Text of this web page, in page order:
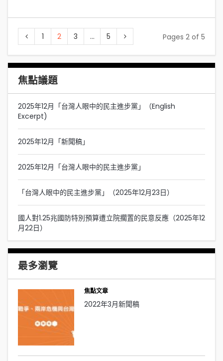
Pages 2 of 5
1 2 3 ... 5
焦點議題
2025年12月「台灣人眼中的民主進步黨」（English
Excerpt)
2025年12月「新聞稿」
2025年12月「台灣人眼中的民主進步黨」
「台灣人眼中的民主進步黨」（2025年12月23日）
國人對1.25兆國防特別預算遭立院擱置的民意反應（2025年12
月22日）
最多瀏覽
焦點文章
2022年3月新聞稿